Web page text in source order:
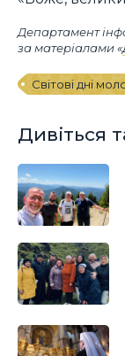
Департамент
за матеріалами «
Світові дні
Дивіться